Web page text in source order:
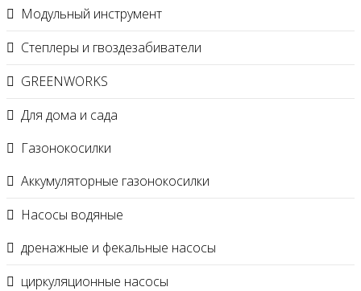
Модульный инструмент
Степлеры и гвоздезабиватели
GREENWORKS
Для дома и сада
Газонокосилки
Аккумуляторные газонокосилки
Насосы водяные
дренажные и фекальные насосы
циркуляционные насосы